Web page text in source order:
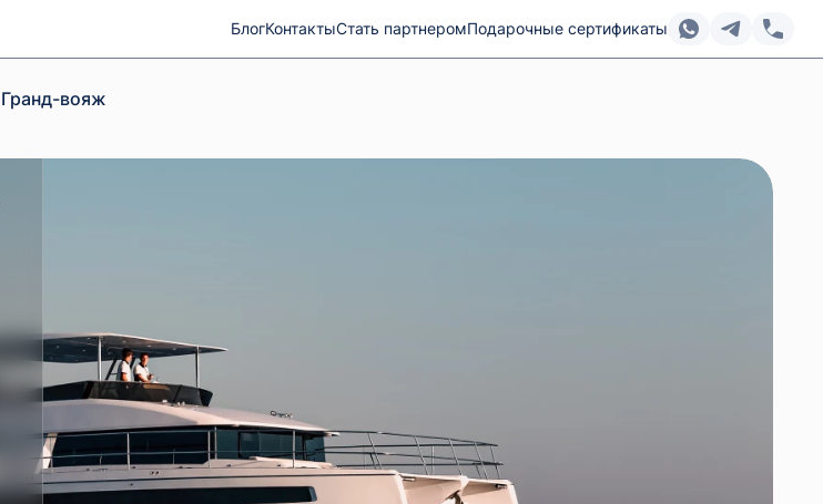
БлогКонтактыСтать партнеромПодарочные сертификаты
Гранд-вояж